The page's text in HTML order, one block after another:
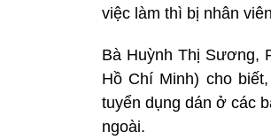
việc làm thì bị nhân
Bà Huỳnh Thị Sương,
Hồ Chí Minh) cho
tuyển dụng dán ở các
ngoài.